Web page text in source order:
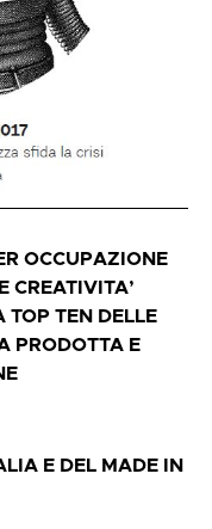
OCCUPAZIONE
CREATIVITA’
TOP TEN DELLE
PRODOTTA E
E DEL MADE IN